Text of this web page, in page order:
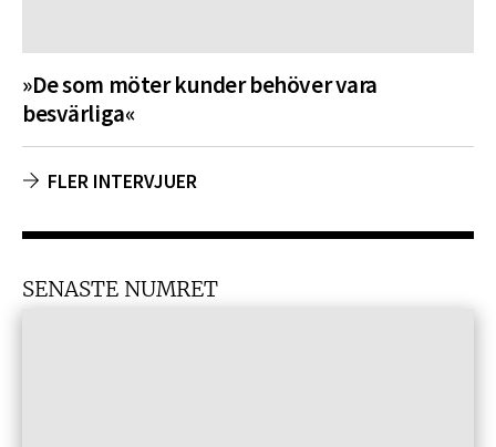
»De som möter kunder behöver vara
besvärliga«
FLER INTERVJUER
SENASTE NUMRET